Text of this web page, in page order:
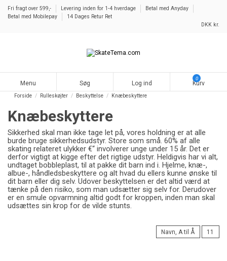
Fri fragt over 599,- Levering inden for 1-4 hverdage
Betal med Anyday
Betal med Mobilepay
14 Dages Retur Ret
DKK kr.
Menu Søg Log ind
0
Kurv
Forside Rulleskøjter Beskyttelse Knæbeskyttere
Knæbeskyttere
Sikkerhed skal man ikke tage let på, vores holdning er at alle
burde bruge sikkerhedsudstyr. Store som små. 60% af alle
skating relateret ulykker €“ involverer unge under 15 år. Det er
derfor vigtigt at kigge efter det rigtige udstyr. Heldigvis har vi alt,
undtaget bobbleplast, til at pakke dit barn ind i. Hjelme, knæ-,
albue-, håndledsbeskyttere og alt hvad du ellers kunne ønske til
dit barn eller dig selv. Udover beskyttelsen er det altid værd at
tænke på den risiko, som man udsætter sig selv for. Derudover
er en smule opvarmning altid godt for kroppen, inden man skal
udsættes sin krop for de vilde stunts.
Navn, A til Å 11